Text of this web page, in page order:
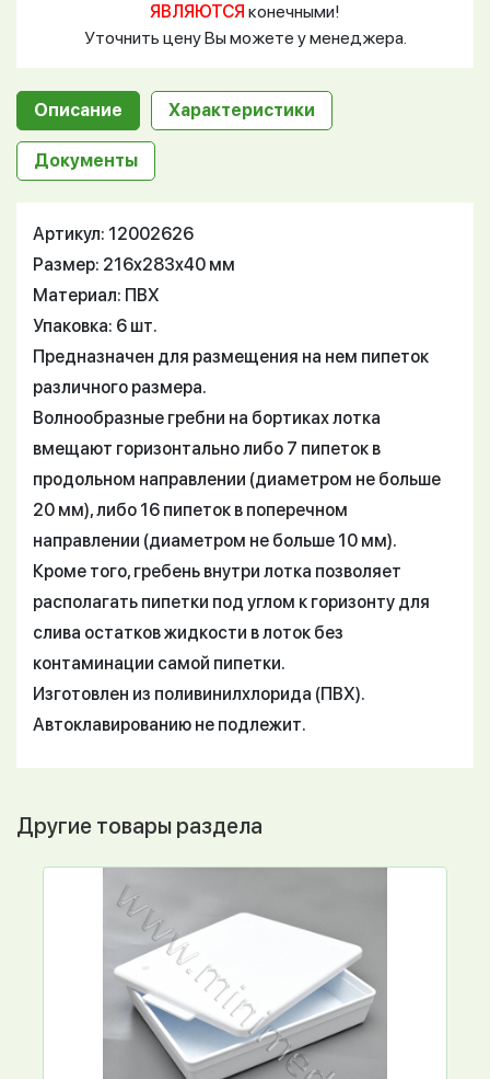
ЯВЛЯЮТСЯ конечными!
Уточнить цену Вы можете у менеджера.
Описание Характеристики
Документы
Артикул: 12002626
Размер: 216x283x40 мм
Материал: ПВХ
Упаковка: 6 шт.
Предназначен для размещения на нем пипеток
различного размера.
Волнообразные гребни на бортиках лотка
вмещают горизонтально либо 7 пипеток в
продольном направлении (диаметром не больше
20 мм), либо 16 пипеток в поперечном
направлении (диаметром не больше 10 мм).
Кроме того, гребень внутри лотка позволяет
располагать пипетки под углом к горизонту для
слива остатков жидкости в лоток без
контаминации самой пипетки.
Изготовлен из поливинилхлорида (ПВХ).
Автоклавированию не подлежит.
Другие товары раздела